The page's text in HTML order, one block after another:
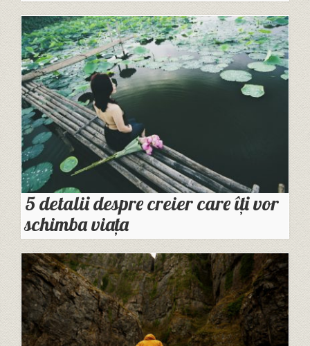
5 detalii despre creier care îţi vor
schimba viaţa